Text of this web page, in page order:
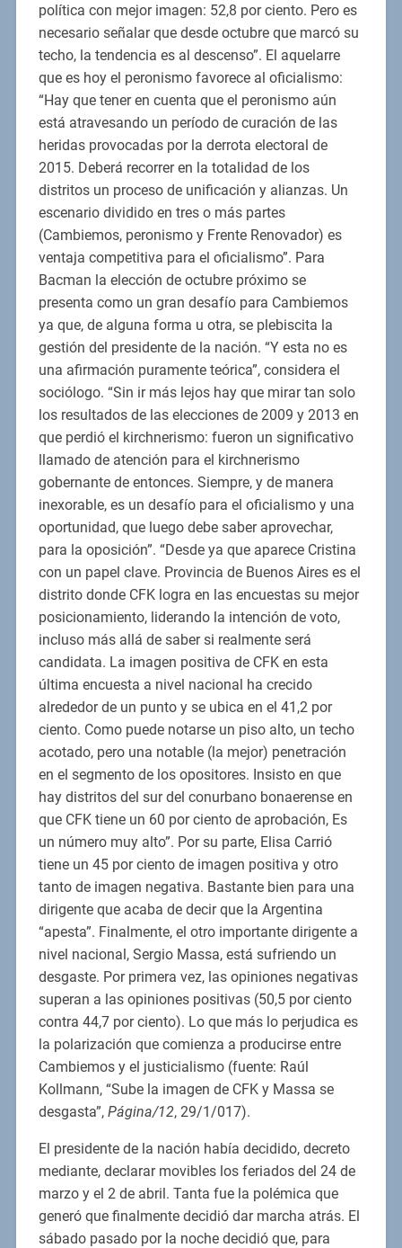
política con mejor imagen: 52,8 por ciento. Pero es
necesario señalar que desde octubre que marcó su
techo, la tendencia es al descenso”. El aquelarre
que es hoy el peronismo favorece al oficialismo:
“Hay que tener en cuenta que el peronismo aún
está atravesando un período de curación de las
heridas provocadas por la derrota electoral de
2015. Deberá recorrer en la totalidad de los
distritos un proceso de unificación y alianzas. Un
escenario dividido en tres o más partes
(Cambiemos, peronismo y Frente Renovador) es
ventaja competitiva para el oficialismo”. Para
Bacman la elección de octubre próximo se
presenta como un gran desafío para Cambiemos
ya que, de alguna forma u otra, se plebiscita la
gestión del presidente de la nación. “Y esta no es
una afirmación puramente teórica”, considera el
sociólogo. “Sin ir más lejos hay que mirar tan solo
los resultados de las elecciones de 2009 y 2013 en
que perdió el kirchnerismo: fueron un significativo
llamado de atención para el kirchnerismo
gobernante de entonces. Siempre, y de manera
inexorable, es un desafío para el oficialismo y una
oportunidad, que luego debe saber aprovechar,
para la oposición”. “Desde ya que aparece Cristina
con un papel clave. Provincia de Buenos Aires es el
distrito donde CFK logra en las encuestas su mejor
posicionamiento, liderando la intención de voto,
incluso más allá de saber si realmente será
candidata. La imagen positiva de CFK en esta
última encuesta a nivel nacional ha crecido
alrededor de un punto y se ubica en el 41,2 por
ciento. Como puede notarse un piso alto, un techo
acotado, pero una notable (la mejor) penetración
en el segmento de los opositores. Insisto en que
hay distritos del sur del conurbano bonaerense en
que CFK tiene un 60 por ciento de aprobación, Es
un número muy alto”. Por su parte, Elisa Carrió
tiene un 45 por ciento de imagen positiva y otro
tanto de imagen negativa. Bastante bien para una
dirigente que acaba de decir que la Argentina
“apesta”. Finalmente, el otro importante dirigente a
nivel nacional, Sergio Massa, está sufriendo un
desgaste. Por primera vez, las opiniones negativas
superan a las opiniones positivas (50,5 por ciento
contra 44,7 por ciento). Lo que más lo perjudica es
la polarización que comienza a producirse entre
Cambiemos y el justicialismo (fuente: Raúl
Kollmann, “Sube la imagen de CFK y Massa se
desgasta”, Página/12, 29/1/017).
El presidente de la nación había decidido, decreto
mediante, declarar movibles los feriados del 24 de
marzo y el 2 de abril. Tanta fue la polémica que
generó que finalmente decidió dar marcha atrás. El
sábado pasado por la noche decidió que, para